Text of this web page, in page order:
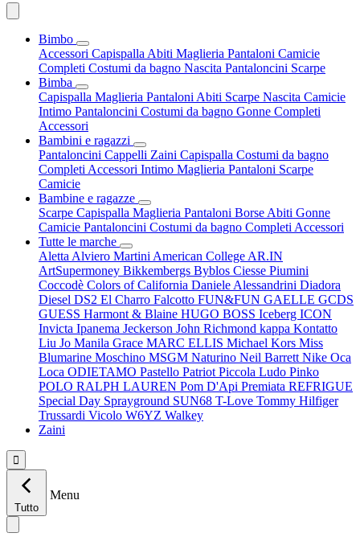
Bimbo
Accessori Capispalla Abiti Maglieria Pantaloni Camicie
Completi Costumi da bagno Nascita Pantaloncini Scarpe
Bimba
Capispalla Maglieria Pantaloni Abiti Scarpe Nascita Camicie
Intimo Pantaloncini Costumi da bagno Gonne Completi
Accessori
Bambini e ragazzi
Pantaloncini Cappelli Zaini Capispalla Costumi da bagno
Completi Accessori Intimo Maglieria Pantaloni Scarpe
Camicie
Bambine e ragazze
Scarpe Capispalla Maglieria Pantaloni Borse Abiti Gonne
Camicie Pantaloncini Costumi da bagno Completi Accessori
Tutte le marche
Aletta Alviero Martini American College AR.IN
ArtSupermoney Bikkembergs Byblos Ciesse Piumini
Coccodè Colors of California Daniele Alessandrini Diadora
Diesel DS2 El Charro Falcotto FUN&FUN GAELLE GCDS
GUESS Harmont & Blaine HUGO BOSS Iceberg ICON
Invicta Ipanema Jeckerson John Richmond kappa Kontatto
Liu Jo Manila Grace MARC ELLIS Michael Kors Miss
Blumarine Moschino MSGM Naturino Neil Barrett Nike Oca
Loca ODIETAMO Pastello Patriot Piccola Ludo Pinko
POLO RALPH LAUREN Pom D'Api Premiata REFRIGUE
Special Day Sprayground SUN68 T-Love Tommy Hilfiger
Trussardi Vicolo W6YZ Walkey
Zaini

Tutto
Menu